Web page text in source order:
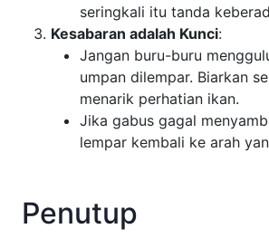
seringkali itu tanda
Kesabaran adalah Kunci:
Jangan buru-buru
umpan dilempar. Biarkan
menarik perhatian ikan.
Jika gabus gagal
lempar kembali ke arah
Penutup